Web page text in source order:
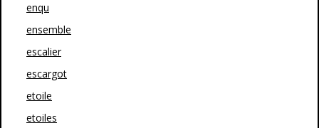
enqu
ensemble
escalier
escargot
etoile
etoiles